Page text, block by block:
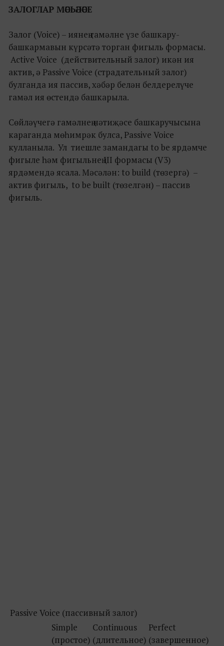
ЗАЛОГЛАР МӘСЬӘЛӘСЕ
Залог (Voice) – иянең гамәлне үзе башкару-
башкармавын күрсәтә торган фигыль формасы.
Active Voice (действительный залог) икән ия
актив, ә Passive Voice (страдательный залог)
булганда ия пассив, хәбәр белән белдерелүче
гамәл ия өстендә башкарыла.
Сөйләүчегә гамәлнең нәтиҗәсе башкаручысына
караганда мөһимрәк булса, Passive Voice
кулланыла. Ул тиешле замандагы to be ярдәмче
фигыле һәм фигыльнең III формасы (V3)
ярдәмендә ясала. Мәсәлән: to build (төзергә) –
актив фигыль, to be built (төзелгән) – пассив
фигыль.
Passive Voice (пассивный залог)
Simple
(простое)
Continuous
(длительное)
Perfect
(завершенное)